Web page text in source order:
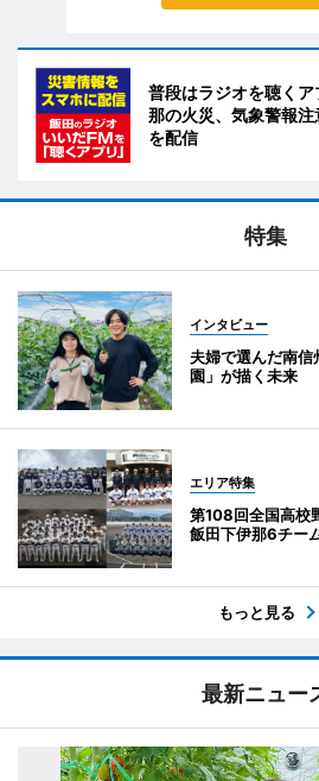
普段はラジオを聴く
那の火災、気象警報
を配信
特集
インタビュー
夫婦で選んだ南
園」が描く未来
エリア特集
第108回全国高校
飯田下伊那6チー
もっと見る
最新ニュー